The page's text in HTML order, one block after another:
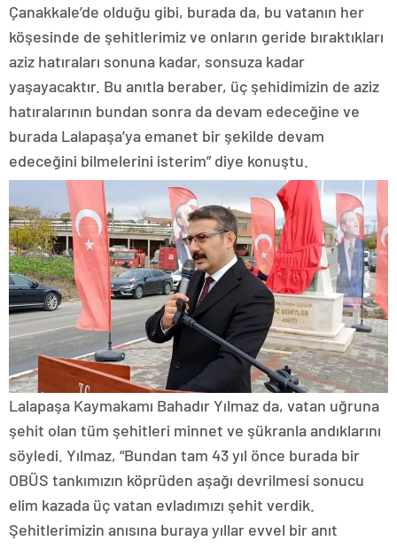
Çanakkale’de olduğu gibi, burada da, bu vatanın her
köşesinde de şehitlerimiz ve onların geride bıraktıkları
aziz hatıraları sonuna kadar, sonsuza kadar
yaşayacaktır. Bu anıtla beraber, üç şehidimizin de aziz
hatıralarının bundan sonra da devam edeceğine ve
burada Lalapaşa’ya emanet bir şekilde devam
edeceğini bilmelerini isterim” diye konuştu.
Lalapaşa Kaymakamı Bahadır Yılmaz da, vatan uğruna
şehit olan tüm şehitleri minnet ve şükranla andıklarını
söyledi. Yılmaz, “Bundan tam 43 yıl önce burada bir
OBÜS tankımızın köprüden aşağı devrilmesi sonucu
elim kazada üç vatan evladımızı şehit verdik.
Şehitlerimizin anısına buraya yıllar evvel bir anıt